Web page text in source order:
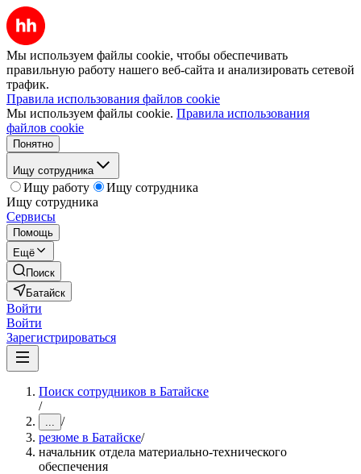
Мы используем файлы cookie, чтобы обеспечивать
правильную работу нашего веб-сайта и анализировать сетевой
трафик.
Правила использования файлов cookie
Мы используем файлы cookie. Правила использования
файлов cookie
Понятно
Ищу сотрудника
Ищу работу
Ищу сотрудника
Ищу сотрудника
Сервисы
Помощь
Ещё
Поиск
Батайск
Войти
Войти
Зарегистрироваться
Поиск сотрудников в Батайске
/
... /
резюме в Батайске/
начальник отдела материально-технического
обеспечения